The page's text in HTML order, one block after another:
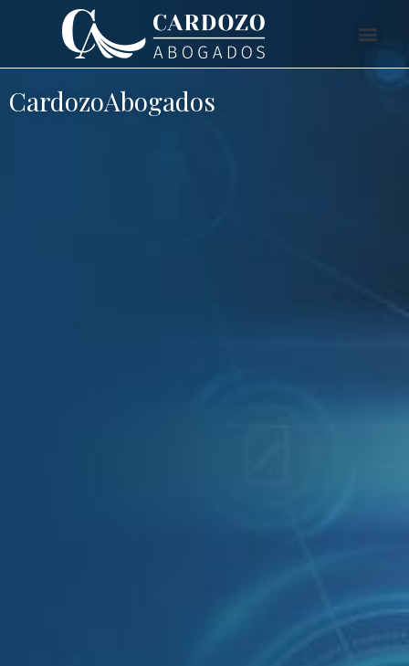
CardozoAbogados